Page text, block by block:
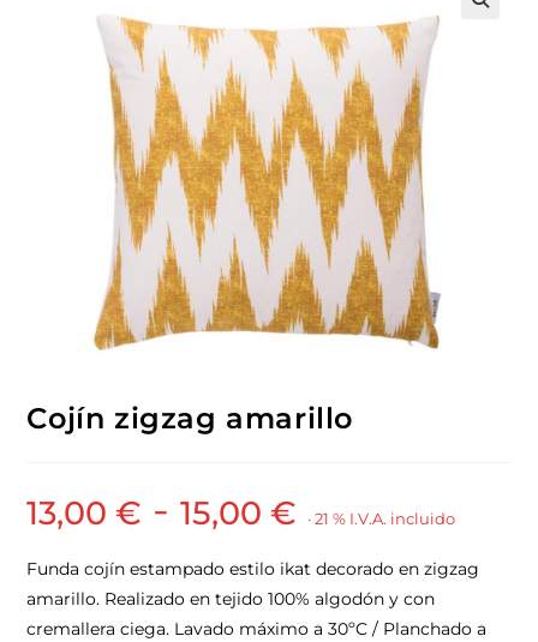
Cojín zigzag amarillo
13,00€ - 15,00€ · 21 % I.V.A. incluido
Funda cojín estampado estilo ikat decorado en zigzag
amarillo. Realizado en tejido 100% algodón y con
cremallera ciega. Lavado máximo a 30ºC / Planchado a